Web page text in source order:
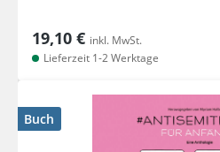
19,10 € inkl. MwSt.
Lieferzeit 1-2 Werktage
Buch